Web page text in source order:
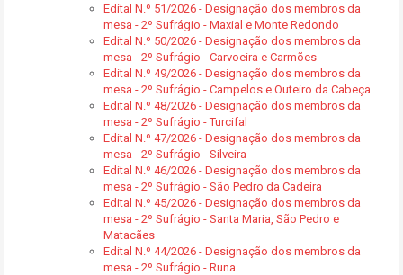
Edital N.º 51/2026 - Designação dos membros da
mesa - 2º Sufrágio - Maxial e Monte Redondo
Edital N.º 50/2026 - Designação dos membros da
mesa - 2º Sufrágio - Carvoeira e Carmões
Edital N.º 49/2026 - Designação dos membros da
mesa - 2º Sufrágio - Campelos e Outeiro da Cabeça
Edital N.º 48/2026 - Designação dos membros da
mesa - 2º Sufrágio - Turcifal
Edital N.º 47/2026 - Designação dos membros da
mesa - 2º Sufrágio - Silveira
Edital N.º 46/2026 - Designação dos membros da
mesa - 2º Sufrágio - São Pedro da Cadeira
Edital N.º 45/2026 - Designação dos membros da
mesa - 2º Sufrágio - Santa Maria, São Pedro e
Matacães
Edital N.º 44/2026 - Designação dos membros da
mesa - 2º Sufrágio - Runa